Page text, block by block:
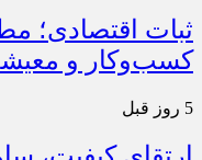
ثبات اقتصادی؛
کسب‌وکار و
5 روز قبل